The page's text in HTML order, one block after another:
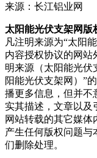
来源：长江铝业网
太阳能光伏支架网版
凡注明来源为“太阳
内容授权协议的网站
明来源（太阳能光伏
阳能光伏支架网）”
播更多信息，但并不
实其描述，文章以及
网站转载的其它媒体
产生任何版权问题与
们删除处理。